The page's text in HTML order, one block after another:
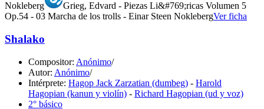
Nokleberg
Grieg, Edvard - Piezas Li&#769;ricas Volumen 5
Op.54 - 03 Marcha de los trolls - Einar Steen NoklebergVer ficha
Shalako
Compositor: Anónimo/
Autor: Anónimo/
Intérprete: Hagop Jack Zarzatian (dumbeg) - Harold
Hagopian (kanun y violín) - Richard Hagopian (ud y voz)
2° básico